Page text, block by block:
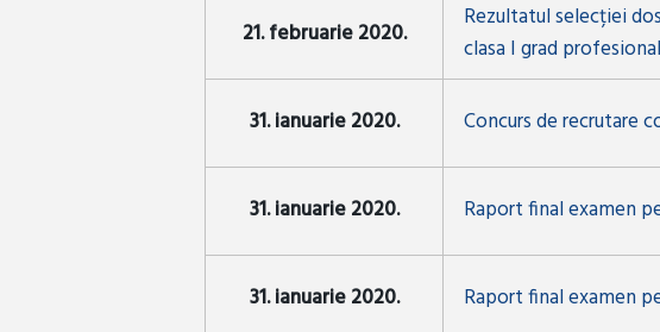
21. februarie 2020.
Rezultatul selecției
clasa I grad
31. ianuarie 2020. Concurs de recrutare
31. ianuarie 2020. Raport final examen
31. ianuarie 2020. Raport final examen